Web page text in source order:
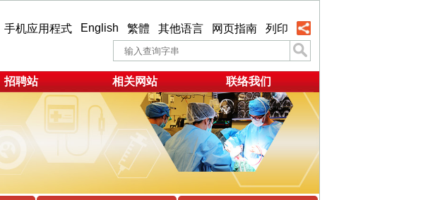
手机应用程式 English 繁體 其他语言 网页指南 列印
招聘站 相关网站 联络我们